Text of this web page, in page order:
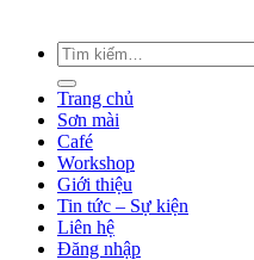
Tìm
kiếm:
Trang chủ
Sơn mài
Café
Workshop
Giới thiệu
Tin tức – Sự kiện
Liên hệ
Đăng nhập